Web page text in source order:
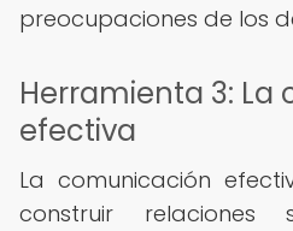
preocupaciones de los
Herramienta 3:
efectiva
La comunicación
construir relaciones